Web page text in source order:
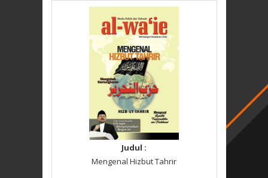
Judul :
Mengenal Hizbut Tahrir